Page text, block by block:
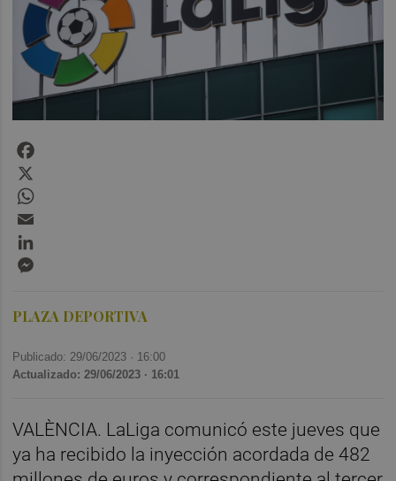
PLAZA DEPORTIVA
Publicado: 29/06/2023 · 16:00
Actualizado: 29/06/2023 · 16:01
VALÈNCIA. LaLiga comunicó este jueves que
ya ha recibido la inyección acordada de 482